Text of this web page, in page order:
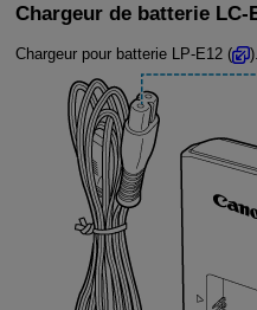
Chargeur de batterie LC-
Chargeur pour batterie LP-E12( ).